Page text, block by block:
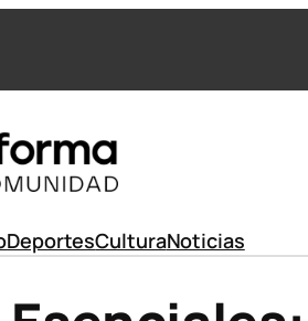
DeportesCulturaNoticias